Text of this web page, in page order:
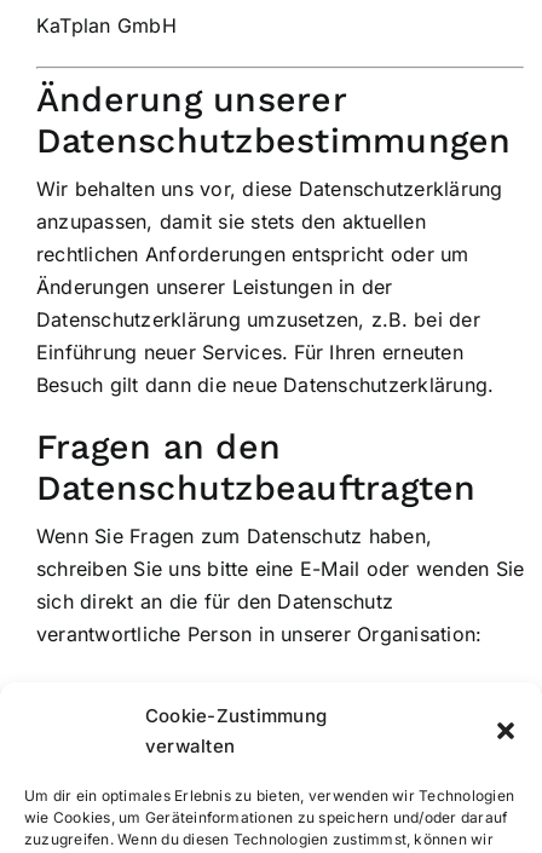
Cookie-Zustimmung
verwalten
Um dir ein optimales Erlebnis zu bieten, verwenden wir Technologien
wie Cookies, um Geräteinformationen zu speichern und/oder darauf
zuzugreifen. Wenn du diesen Technologien zustimmst, können wir
KaTplan GmbH
Änderung unserer
Datenschutzbestimmungen
Wir behalten uns vor, diese Datenschutzerklärung
anzupassen, damit sie stets den aktuellen
rechtlichen Anforderungen entspricht oder um
Änderungen unserer Leistungen in der
Datenschutzerklärung umzusetzen, z.B. bei der
Einführung neuer Services. Für Ihren erneuten
Besuch gilt dann die neue Datenschutzerklärung.
Fragen an den
Datenschutzbeauftragten
Wenn Sie Fragen zum Datenschutz haben,
schreiben Sie uns bitte eine E-Mail oder wenden Sie
sich direkt an die für den Datenschutz
verantwortliche Person in unserer Organisation:
Telefax: 02514843711
E-Mail: info@katplan.de